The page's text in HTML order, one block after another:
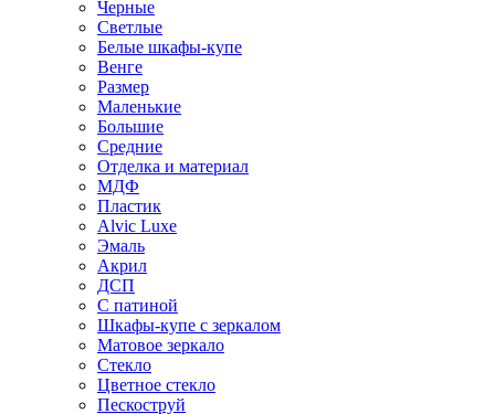
Черные
Светлые
Белые шкафы-купе
Венге
Размер
Маленькие
Большие
Средние
Отделка и материал
МДФ
Пластик
Alvic Luxe
Эмаль
Акрил
ДСП
С патиной
Шкафы-купе с зеркалом
Матовое зеркало
Стекло
Цветное стекло
Пескоструй